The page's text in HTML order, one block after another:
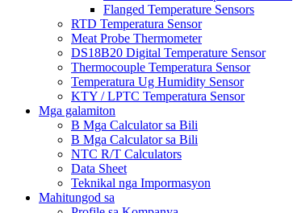
Flanged Temperature Sensors
RTD Temperatura Sensor
Meat Probe Thermometer
DS18B20 Digital Temperature Sensor
Thermocouple Temperatura Sensor
Temperatura Ug Humidity Sensor
KTY / LPTC Temperatura Sensor
Mga galamiton
B Mga Calculator sa Bili
B Mga Calculator sa Bili
NTC R/T Calculators
Data Sheet
Teknikal nga Impormasyon
Mahitungod sa